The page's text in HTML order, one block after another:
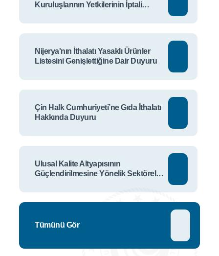
Kuruluşlarının Yetkilerinin İptali
Nijerya'nın İthalatı Yasaklı Ürünler
Listesini Genişlettiğine Dair Duyuru
Çin Halk Cumhuriyeti’ne Gıda İthalatı
Hakkında Duyuru
Ulusal Kalite Altyapısının
Güçlendirilmesine Yönelik Sektörel
Tümünü Gör